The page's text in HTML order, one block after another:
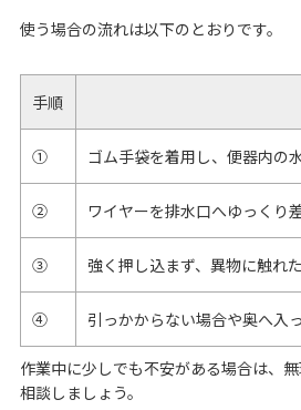
使う場合の流れは以下のとおりです。
手順
① ゴム手袋を着用し、便器内の
② ワイヤーを排水口へゆっくり
③ 強く押し込まず、異物に触れ
④ 引っかからない場合や奥へ入
作業中に少しでも不安がある場合は、
相談しましょう。